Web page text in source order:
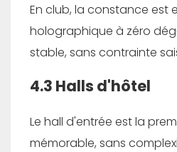
En club, la constance est
holographique à zéro
stable, sans contrainte
4.3 Halls d'hôtel
Le hall d'entrée est la
mémorable, sans